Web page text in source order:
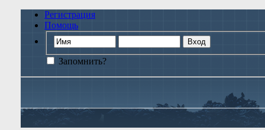
Регистрация
Помощь
Запомнить?